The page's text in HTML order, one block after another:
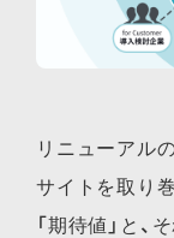
リニューアル
サイトを取り
「期待値」と